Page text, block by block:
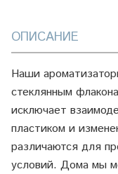
ОПИСАНИЕ
Наши
стеклянным
исключает
пластиком и
различаются для
условий. Дома мы